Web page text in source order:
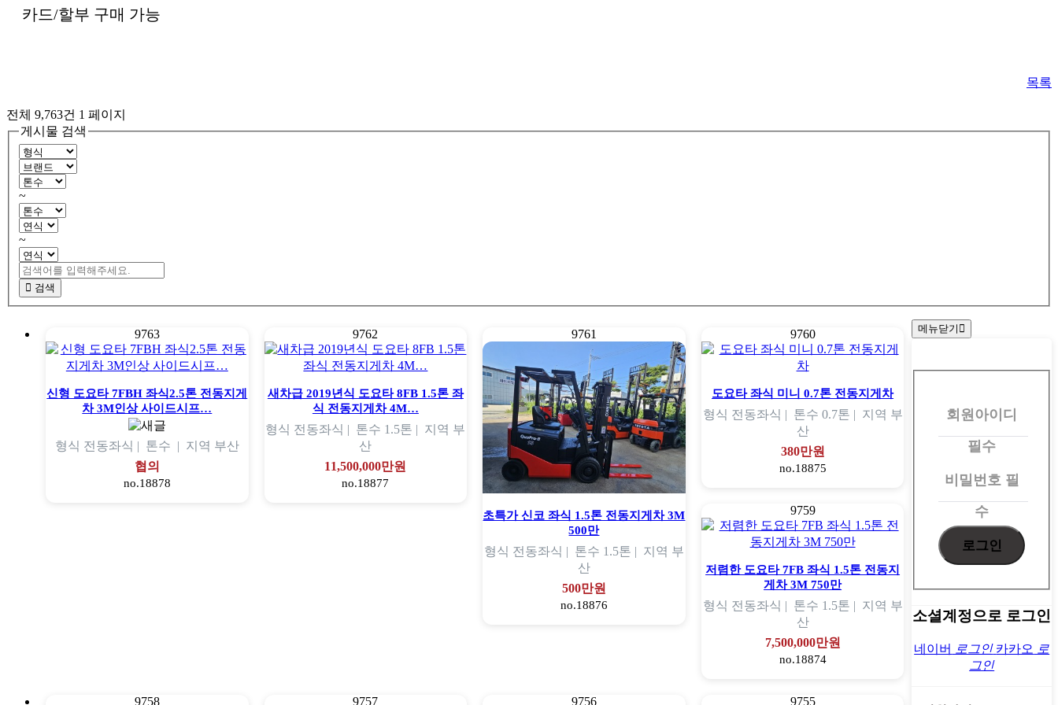
카드/할부 구매 가능
목록
전체 9,763건 1 페이지
게시물 검색
~
~
검색
9763
신형 도요타 7FBH 좌식2.5톤 전동지게
차 3M인상 사이드시프…
형식 전동좌식 | 톤수 | 지역 부산
협의
no.18878
9762
새차급 2019년식 도요타 8FB 1.5톤 좌
식 전동지게차 4M…
형식 전동좌식 | 톤수 1.5톤 | 지역 부
산
11,500,000만원
no.18877
9761
초특가 신코 좌식 1.5톤 전동지게차 3M
500만
형식 전동좌식 | 톤수 1.5톤 | 지역 부
산
500만원
no.18876
9760
도요타 좌식 미니 0.7톤 전동지게차
형식 전동좌식 | 톤수 0.7톤 | 지역 부
산
380만원
no.18875
9759
저렴한 도요타 7FB 좌식 1.5톤 전동지
게차 3M 750만
형식 전동좌식 | 톤수 1.5톤 | 지역 부
산
7,500,000만원
no.18874
9758 9757 9756 9755
메뉴닫기
회
회원아이디
필수
비밀번호필
수
소셜계정으로 로그인
네이버 로그인 카카오 로
그인